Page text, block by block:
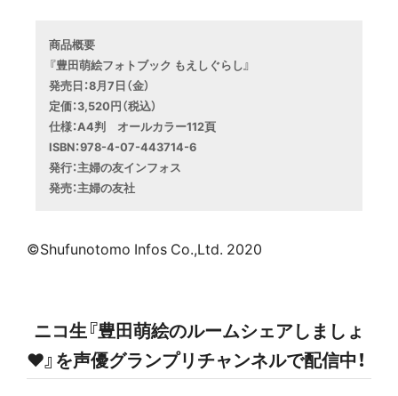
商品概要
『豊田萌絵フォトブック もえしぐらし』
発売日：8月7日（金）
定価：3,520円（税込）
仕様：A4判　オールカラー112頁
ISBN：978-4-07-443714-6
発行：主婦の友インフォス
発売：主婦の友社
©Shufunotomo Infos Co.,Ltd. 2020
ニコ生『豊田萌絵のルームシェアしましょ
♥』を声優グランプリチャンネルで配信中！